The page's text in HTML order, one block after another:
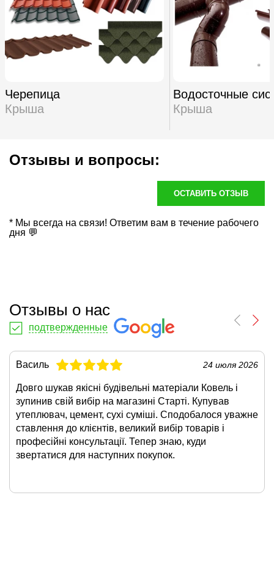
Черепица
Крыша
Водосточные
Крыша
Отзывы и вопросы:
ОСТАВИТЬ ОТЗЫВ
* Мы всегда на связи! Ответим вам в течение рабочего
дня 💬
Отзывы о нас
подтвержденные
Василь 24 июля 2026
Довго шукав якісні будівельні матеріали Ковель і
зупинив свій вибір на магазині Старті. Купував
утеплювач, цемент, сухі суміші. Сподобалося уважне
ставлення до клієнтів, великий вибір товарів і
професійні консультації. Тепер знаю, куди
звертатися для наступних покупок.